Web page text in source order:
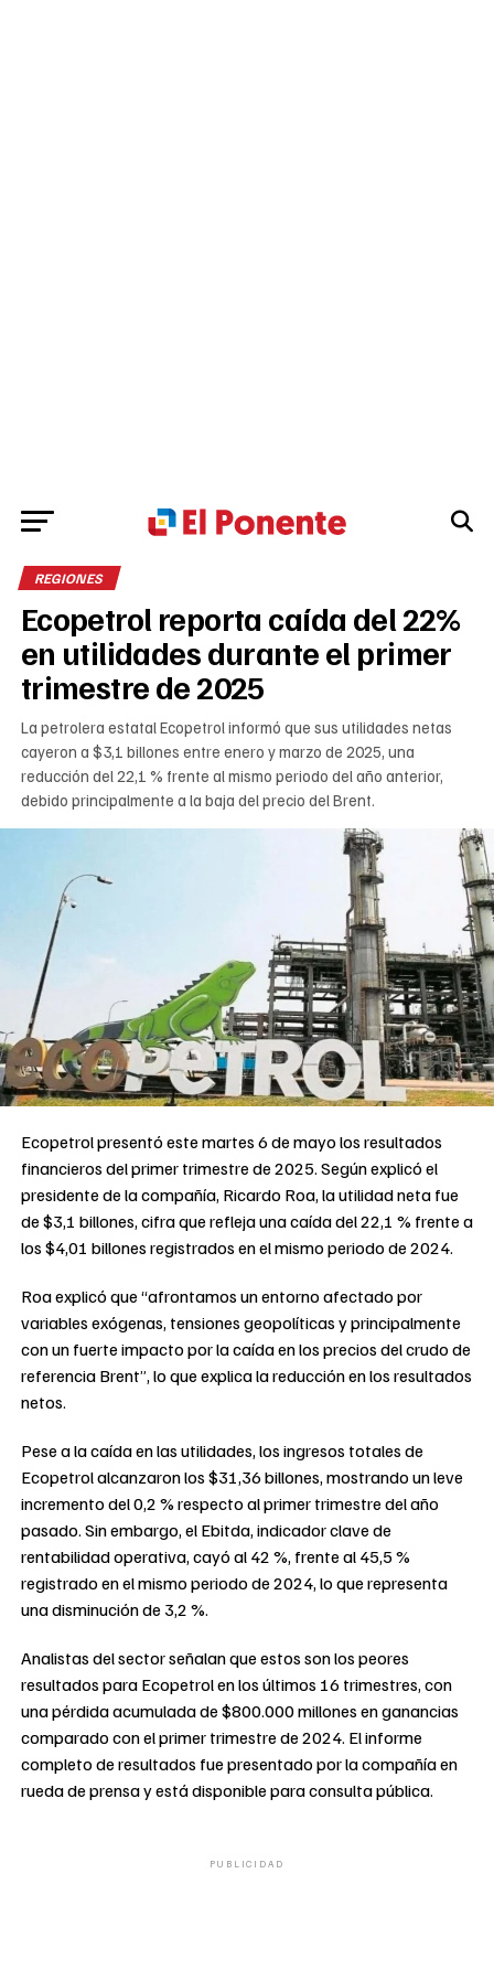
REGIONES
Ecopetrol reporta caída del 22%
en utilidades durante el primer
trimestre de 2025
La petrolera estatal Ecopetrol informó que sus utilidades netas
cayeron a $3,1 billones entre enero y marzo de 2025, una
reducción del 22,1 % frente al mismo periodo del año anterior,
debido principalmente a la baja del precio del Brent.
Ecopetrol presentó este martes 6 de mayo los resultados
financieros del primer trimestre de 2025. Según explicó el
presidente de la compañía, Ricardo Roa, la utilidad neta fue
de $3,1 billones, cifra que refleja una caída del 22,1 % frente a
los $4,01 billones registrados en el mismo periodo de 2024.
Roa explicó que “afrontamos un entorno afectado por
variables exógenas, tensiones geopolíticas y principalmente
con un fuerte impacto por la caída en los precios del crudo de
referencia Brent”, lo que explica la reducción en los resultados
netos.
Pese a la caída en las utilidades, los ingresos totales de
Ecopetrol alcanzaron los $31,36 billones, mostrando un leve
incremento del 0,2 % respecto al primer trimestre del año
pasado. Sin embargo, el Ebitda, indicador clave de
rentabilidad operativa, cayó al 42 %, frente al 45,5 %
registrado en el mismo periodo de 2024, lo que representa
una disminución de 3,2 %.
Analistas del sector señalan que estos son los peores
resultados para Ecopetrol en los últimos 16 trimestres, con
una pérdida acumulada de $800.000 millones en ganancias
comparado con el primer trimestre de 2024. El informe
completo de resultados fue presentado por la compañía en
rueda de prensa y está disponible para consulta pública.
PUBLICIDAD